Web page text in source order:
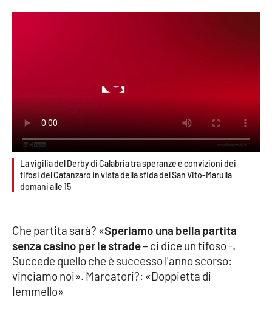
Sanità
Società
Sport
Good Morning Vietnam
Parchi Marini Calabria
Leggendo Alvaro insieme
La vigilia del Derby di Calabria tra speranze e convizioni dei
tifosi del Catanzaro in vista della sfida del San Vito-Marulla
domani alle 15
Che partita sarà? «Speriamo una bella partita
senza casino per le strade– ci dice un tifoso -.
Succede quello che è successo l'anno scorso:
vinciamo noi». Marcatori?: «Doppietta di
Iemmello»